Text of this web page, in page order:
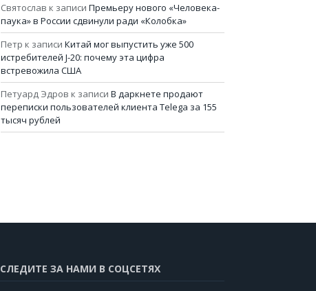
Святослав к записи Премьеру нового «Человека-
паука» в России сдвинули ради «Колобка»
Петр к записи Китай мог выпустить уже 500
истребителей J-20: почему эта цифра
встревожила США
Петуард Эдров к записи В даркнете продают
переписки пользователей клиента Telega за 155
тысяч рублей
СЛЕДИТЕ ЗА НАМИ В СОЦСЕТЯХ